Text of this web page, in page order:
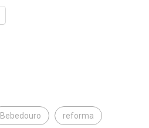
Bebedouro reforma